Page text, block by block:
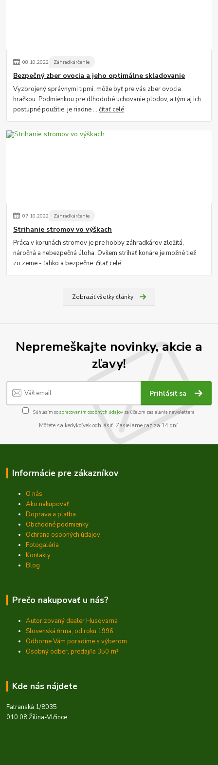
08.10.2022 Záhradkárčenie
Bezpečný zber ovocia a jeho optimálne skladovanie
Vyzbrojený správnymi tipmi, môže byť pre vás zber ovocia
hračkou. Podmienkou pre dlhodobé uchovanie plodov, a tým aj ich
postupné použitie, je riadne ...čítať celé
07.10.2022 Záhradkárčenie
Strihanie stromov vo výškach
Práca v korunách stromov je pre hobby záhradkárov zložitá,
náročná a nebezpečná úloha. Ovšem strihať konáre je možné tiež
zo zeme - ľahko a bezpečne.čítať celé
Zobraziť všetky články
Nepremeškajte novinky, akcie a
zľavy!
Prihlásiť sa
Súhlasím sospracovaním osobných údajov za účelom zasielania newslettera.
Môžete sa kedykoľvek odhlásiť. Zasielame raz za 14 dní.
Informácie pre zákazníkov
O nás
Ako nakupovať
Doprava a platba
Obchodné podmienky
Ochrana osobných údajov
Fotogaléria
Kontakty
Blog
Prečo nakupovať u nás?
Autorizovaný dealer Husqvarna
Slovenská firma, od roku 1996
Odborne Vám poradíme s výberom
Osobný odber, predajňa 350 m²
Kde nás nájdete
Fatranská 1/8035
010 08 Žilina-Vlčince